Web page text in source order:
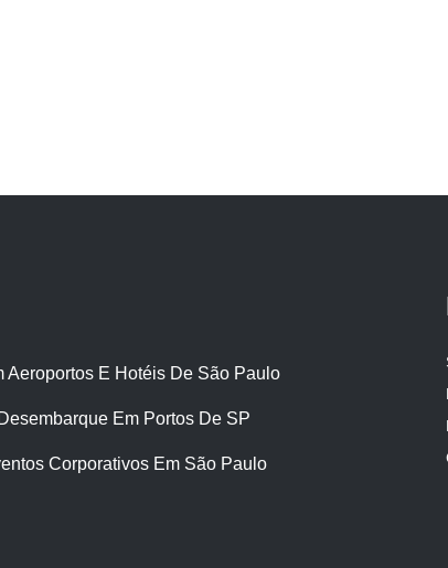
Aeroportos E Hotéis De São Paulo
Em Portos De SP
Corporativos Em São Paulo